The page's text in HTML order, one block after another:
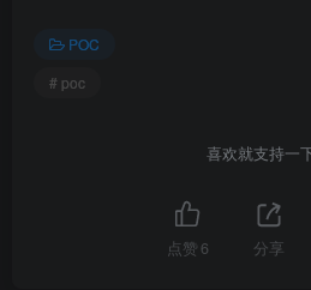
POC
# poc
喜欢就支持一
点赞 6 分享